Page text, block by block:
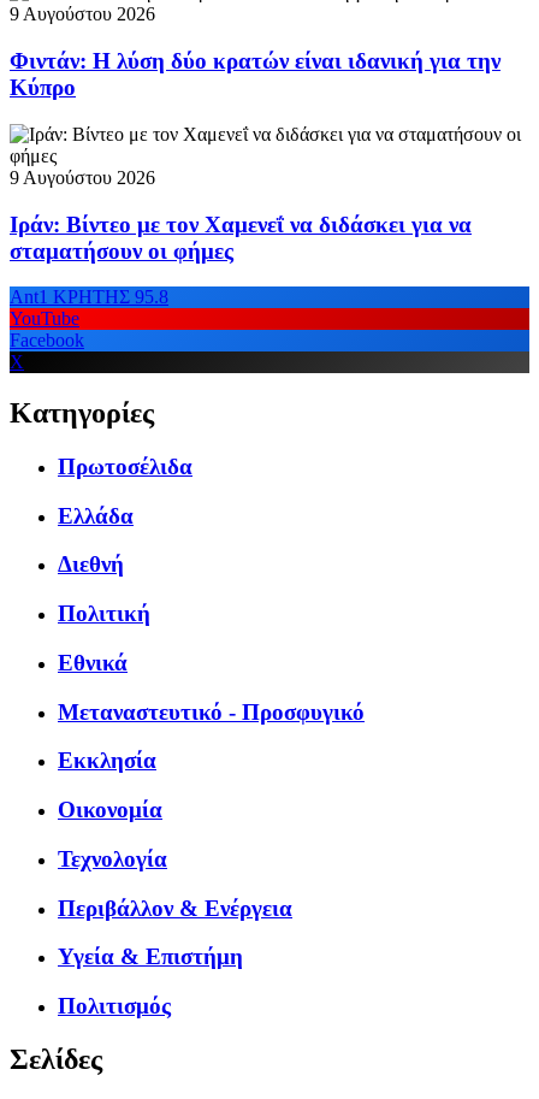
9 Αυγούστου 2026
Φιντάν: Η λύση δύο κρατών είναι ιδανική για την
Κύπρο
9 Αυγούστου 2026
Ιράν: Βίντεο με τον Χαμενεΐ να διδάσκει για να
σταματήσουν οι φήμες
Ant1 ΚΡΗΤΗΣ 95.8
YouTube
Facebook
X
Κατηγορίες
Πρωτοσέλιδα
Ελλάδα
Διεθνή
Πολιτική
Εθνικά
Μεταναστευτικό - Προσφυγικό
Εκκλησία
Οικονομία
Τεχνολογία
Περιβάλλον & Ενέργεια
Υγεία & Επιστήμη
Πολιτισμός
Σελίδες